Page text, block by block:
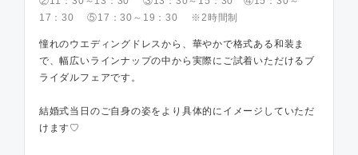
17：30 ⑤17：30～19：30 ※2時間制
憧れのウエディングドレスから、華やかで格式ある和装ま
で、幅広いラインナップの中から実際にご試着いただけるブ
ライダルフェアです。
結婚式当日のご自身の姿をより具体的にイメージしていただ
けます♡